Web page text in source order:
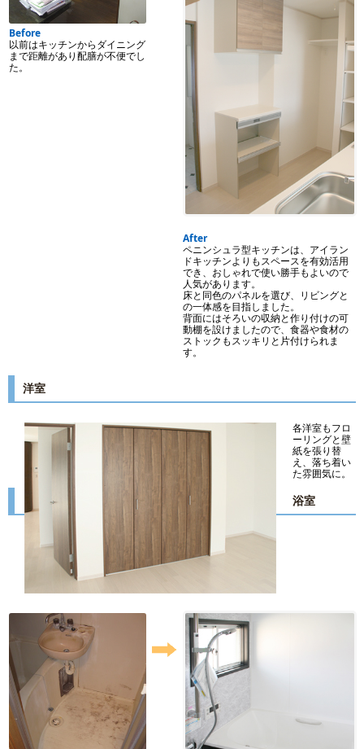
Before
以前はキッチンからダイニング
まで距離があり配膳が不便でし
た。
After
ペニンシュラ型キッチンは、アイラン
ドキッチンよりもスペースを有効活用
でき、おしゃれで使い勝手もよいので
人気があります。
床と同色のパネルを選び、リビングと
の一体感を目指しました。
背面にはそろいの収納と作り付けの可
動棚を設けましたので、食器や食材の
ストックもスッキリと片付けられま
す。
洋室
各洋室もフロ
ーリングと壁
紙を張り替
え、落ち着い
た雰囲気に。
浴室